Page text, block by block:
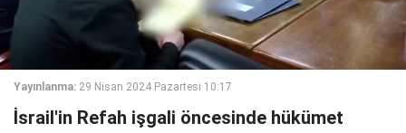
Yayınlanma: 29 Nisan 2024 Pazartesi 10:17
İsrail'in Refah işgali öncesinde hükümet